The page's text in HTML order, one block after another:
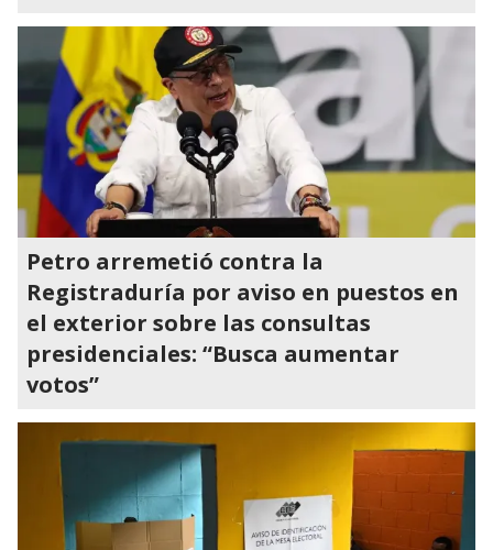
Petro arremetió contra la
Registraduría por aviso en puestos en
el exterior sobre las consultas
presidenciales: “Busca aumentar
votos”